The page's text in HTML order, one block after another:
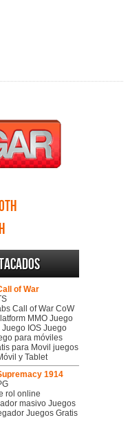
of War
Call of War CoW
MMO Juego
IOS Juego
para móviles
para Movil juegos
y Tablet
1914
rol online
masivo Juegos
Juegos Gratis